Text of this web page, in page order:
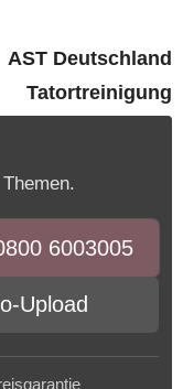
AST Deutschland
Tatortreinigung
6003005
Upload